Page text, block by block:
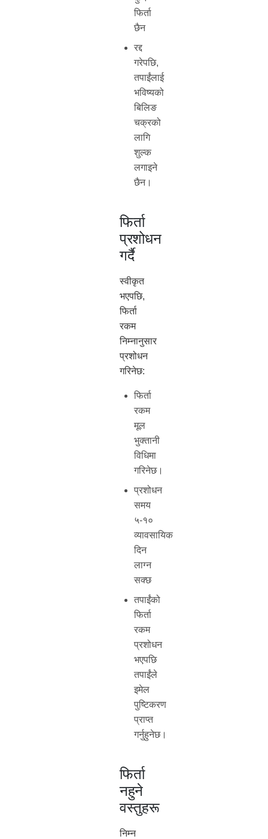
फिर्ता
छैन
रद्द
गरेपछि,
तपाईंलाई
भविष्यको
बिलिङ
चक्रको
लागि
शुल्क
लगाइने
छैन।
फिर्ता
प्रशोधन
गर्दै
स्वीकृत
भएपछि,
फिर्ता
रकम
निम्नानुसार
प्रशोधन
गरिनेछ:
फिर्ता
रकम
मूल
भुक्तानी
विधिमा
गरिनेछ।
प्रशोधन
समय
५-१०
व्यावसायिक
दिन
लाग्न
सक्छ
तपाईंको
फिर्ता
रकम
प्रशोधन
भएपछि
तपाईंले
इमेल
पुष्टिकरण
प्राप्त
गर्नुहुनेछ।
फिर्ता
नहुने
वस्तुहरू
निम्न